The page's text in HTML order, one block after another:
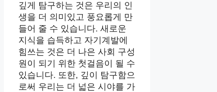
깊게 탐구하는 것은 우리의 인
생을 더 의미있고 풍요롭게 만
들어 줄 수 있습니다. 새로운
지식을 습득하고 자기계발에
힘쓰는 것은 더 나은 사회 구성
원이 되기 위한 첫걸음이 될 수
있습니다. 또한, 깊이 탐구함으
로써 우리는 더 넓은 시야를 가